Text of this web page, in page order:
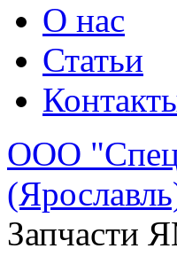
О нас
Статьи
ООО
Запчасти